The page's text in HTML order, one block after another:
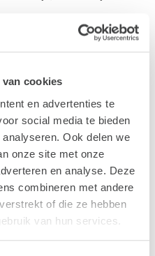
cookies
en advertenties te
social media te bieden
Ook delen we
onze site met onze
en analyse. Deze
combineren met andere
of die ze hebben
van hun services.
eenvoudig via